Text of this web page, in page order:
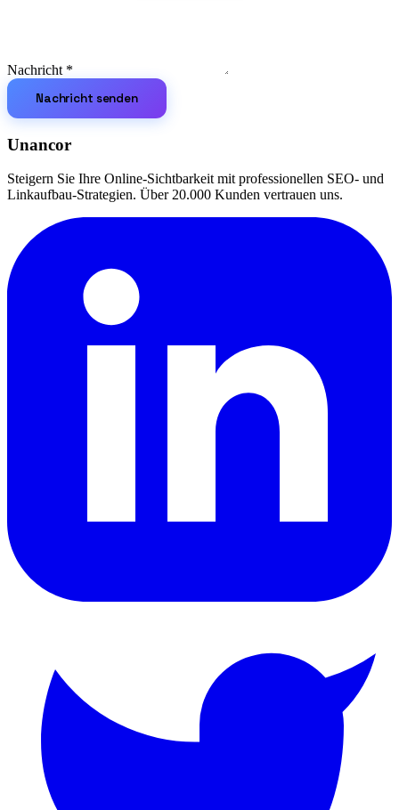
Nachricht *
Nachricht senden
Unancor
Steigern Sie Ihre Online-Sichtbarkeit mit professionellen SEO- und
Linkaufbau-Strategien. Über 20.000 Kunden vertrauen uns.